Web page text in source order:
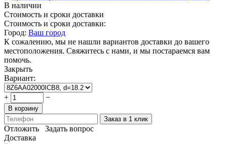
В наличии
Стоимость и сроки доставки
Стоимость и сроки доставки:
Город: Ваш город
К сожалению, мы не нашли вариантов доставки до вашего
местоположения. Свяжитесь с нами, и мы постараемся вам
помочь.
Закрыть
Вариант:
+ −
В корзину
Заказ в 1 клик
Отложить
Задать вопрос
Доставка